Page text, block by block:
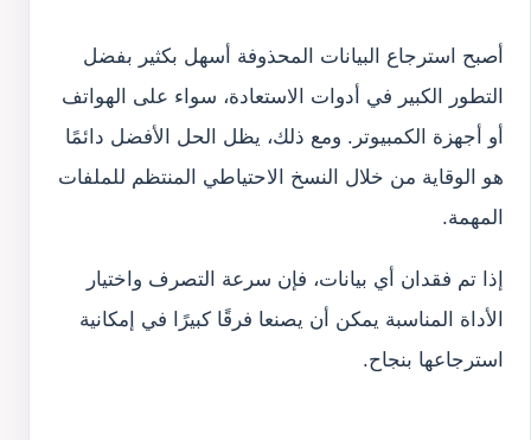
أصبح استرجاع البيانات المحذوفة أسهل بكثير بفضل
التطور الكبير في أدوات الاستعادة، سواء على الهواتف
أو أجهزة الكمبيوتر. ومع ذلك، يظل الحل الأفضل دائمًا
هو الوقاية من خلال النسخ الاحتياطي المنتظم للملفات
المهمة.
إذا تم فقدان أي بيانات، فإن سرعة التصرف واختيار
الأداة المناسبة يمكن أن يصنعا فرقًا كبيرًا في إمكانية
استرجاعها بنجاح.